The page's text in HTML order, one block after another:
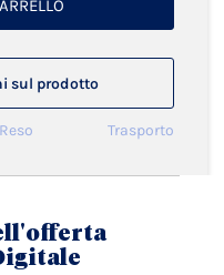
sul prodotto
Reso Trasporto